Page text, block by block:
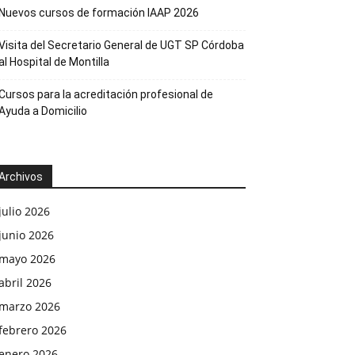
Nuevos cursos de formación IAAP 2026
del Secretario General de UGT SP Córdoba
Hospital de Montilla
para la acreditación profesional de
a Domicilio
julio 2026
junio 2026
mayo 2026
2026
marzo 2026
2026